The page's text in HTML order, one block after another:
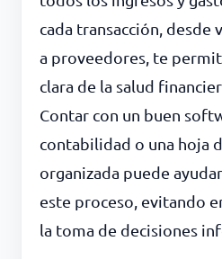
cada transacción, desde
a proveedores, te
clara de la salud
Contar con un buen
contabilidad o una hoja
organizada puede
este proceso, evitando
la toma de decisiones